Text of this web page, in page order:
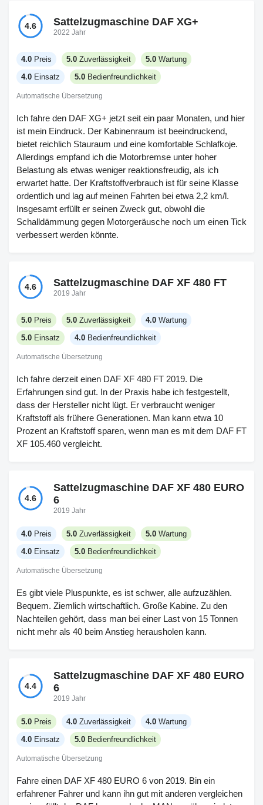
es ist geräumig und der Sitz verursacht keine
Rückenschmerzen nach einer langen Fahrt. Multimedia ist
voller Einstellungen, die ich nicht einmal nutze. Der
Kraftstoffverbrauch ist niedriger, was gut ist, aber der LKW
ist vorn nicht billig. Über die langfristige Zuverlässigkeit kann
ich noch nichts sagen, habe erst etwa 20.000 km
zurückgelegt. Insgesamt nicht perfekt, aber er erfüllt, was
müde.
4.6 Sattelzugmaschine DAF XG+
2022 Jahr
4.0 Preis 5.0 Zuverlässigkeit 5.0 Wartung
4.0 Einsatz 5.0 Bedienfreundlichkeit
Automatische Übersetzung
Ich fahre den DAF XG+ jetzt seit ein paar Monaten, und hier
ist mein Eindruck. Der Kabinenraum ist beeindruckend,
bietet reichlich Stauraum und eine komfortable Schlafkoje.
Allerdings empfand ich die Motorbremse unter hoher
Belastung als etwas weniger reaktionsfreudig, als ich
erwartet hatte. Der Kraftstoffverbrauch ist für seine Klasse
ordentlich und lag auf meinen Fahrten bei etwa 2,2 km/l.
Insgesamt erfüllt er seinen Zweck gut, obwohl die
Schalldämmung gegen Motorgeräusche noch um einen Tick
verbessert werden könnte.
4.6 Sattelzugmaschine DAF XF 480 FT
2019 Jahr
5.0 Preis 5.0 Zuverlässigkeit 4.0 Wartung
5.0 Einsatz 4.0 Bedienfreundlichkeit
Automatische Übersetzung
Ich fahre derzeit einen DAF XF 480 FT 2019. Die
Erfahrungen sind gut. In der Praxis habe ich festgestellt,
dass der Hersteller nicht lügt. Er verbraucht weniger
Kraftstoff als frühere Generationen. Man kann etwa 10
Prozent an Kraftstoff sparen, wenn man es mit dem DAF FT
XF 105.460 vergleicht.
4.6
Sattelzugmaschine DAF XF 480 EURO
6
2019 Jahr
4.0 Preis 5.0 Zuverlässigkeit 5.0 Wartung
4.0 Einsatz 5.0 Bedienfreundlichkeit
Automatische Übersetzung
Es gibt viele Pluspunkte, es ist schwer, alle aufzuzählen.
Bequem. Ziemlich wirtschaftlich. Große Kabine. Zu den
Nachteilen gehört, dass man bei einer Last von 15 Tonnen
nicht mehr als 40 beim Anstieg herausholen kann.
4.4
Sattelzugmaschine DAF XF 480 EURO
6
2019 Jahr
5.0 Preis 4.0 Zuverlässigkeit 4.0 Wartung
4.0 Einsatz 5.0 Bedienfreundlichkeit
Automatische Übersetzung
Fahre einen DAF XF 480 EURO 6 von 2019. Bin ein
erfahrener Fahrer und kann ihn gut mit anderen vergleichen